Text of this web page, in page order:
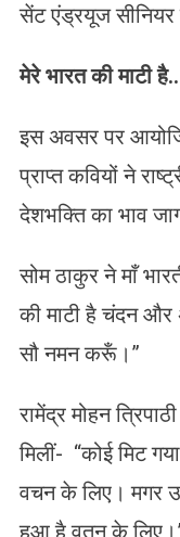
सेंट एंड्रयूज
मेरे भारत की माटी है..
इस अवसर पर
प्राप्त कवियों ने
देशभक्ति का भाव
सोम ठाकुर ने माँ
की माटी है चंदन
सौ नमन करूँ।”
रामेंद्र मोहन
मिलीं- “कोई मिट
वचन के लिए। मगर
हुआ है वतन के